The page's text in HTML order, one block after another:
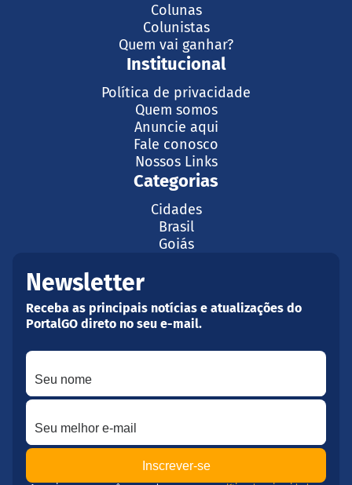
Colunas
Colunistas
Quem vai ganhar?
Institucional
Política de privacidade
Quem somos
Anuncie aqui
Fale conosco
Nossos Links
Categorias
Cidades
Brasil
Goiás
Newsletter
Receba as principais notícias e atualizações do
PortalGO direto no seu e-mail.
Seu nome
Seu melhor e-mail